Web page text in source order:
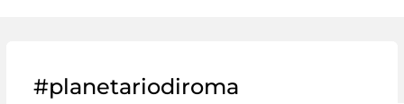
#planetariodiroma